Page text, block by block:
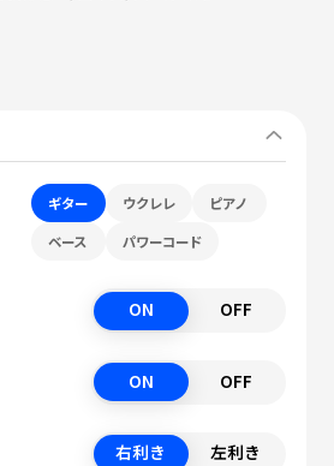
ギター ウクレレ ピアノ
ベース パワーコード
ON OFF
ON OFF
右利き 左利き